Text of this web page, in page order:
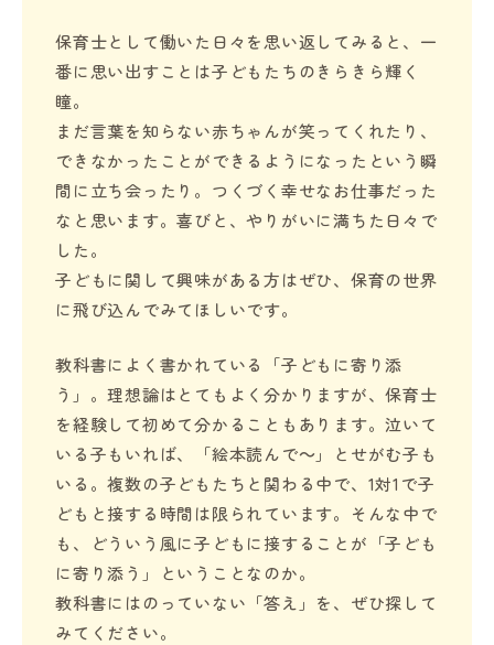
保育士として働いた日々を思い返してみると、一
番に思い出すことは子どもたちのきらきら輝く
瞳。
まだ言葉を知らない赤ちゃんが笑ってくれたり、
できなかったことができるようになったという瞬
間に立ち会ったり。つくづく幸せなお仕事だった
なと思います。喜びと、やりがいに満ちた日々で
した。
子どもに関して興味がある方はぜひ、保育の世界
に飛び込んでみてほしいです。
教科書によく書かれている「子どもに寄り添
う」。理想論はとてもよく分かりますが、保育士
を経験して初めて分かることもあります。泣いて
いる子もいれば、「絵本読んで～」とせがむ子も
いる。複数の子どもたちと関わる中で、1対1で子
どもと接する時間は限られています。そんな中で
も、どういう風に子どもに接することが「子ども
に寄り添う」ということなのか。
教科書にはのっていない「答え」を、ぜひ探して
みてください。